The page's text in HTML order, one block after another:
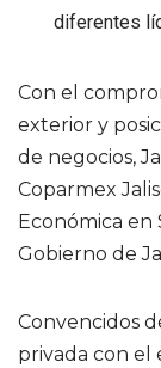
diferentes
Con el
exterior y
de negocios,
Coparmex
Económica en
Gobierno de
Convencidos
privada con el